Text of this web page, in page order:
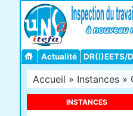
Actualité DR(I)EETS/
Accueil » Instances »
INSTANCES